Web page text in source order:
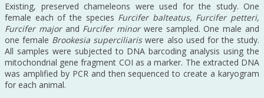
Existing, preserved chameleons were used for the study. One
female each of the species Furcifer balteatus, Furcifer petteri,
Furcifer majorand Furcifer minorwere sampled. One male and
one female Brookesia superciliariswere also used for the study.
All samples were subjected to DNA barcoding analysis using the
mitochondrial gene fragment COI as a marker. The extracted DNA
was amplified by PCR and then sequenced to create a karyogram
for each animal.